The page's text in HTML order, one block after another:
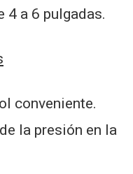
4 a 6 pulgadas.
conveniente.
la presión en la